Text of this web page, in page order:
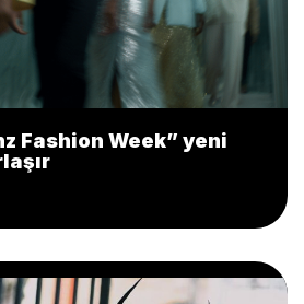
Fashion Week” yeni